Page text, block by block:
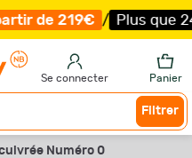
de 219€ / Plus que 24
Se connecter Panier
Filtrer
Numéro 0